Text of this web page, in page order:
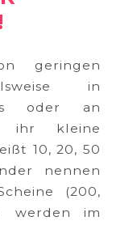
geringen
in
oder an
ihr kleine
10, 20, 50
nennen
(200,
werden im